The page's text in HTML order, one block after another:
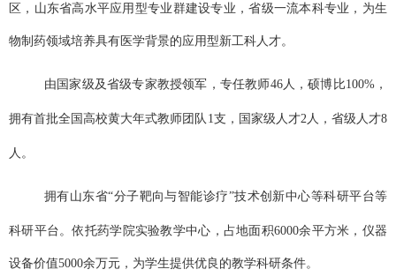
区，山东省高水平应用型专业群建设专业，省级一流本科专业， 为生
物制药领域培养具有 医学背景的应用型新工科人才。
由国家级及省级专家教授领军，专任教师46人，硕博比100%，
拥有首批全国高校黄大年式教师团队 1 支，国家级人才2 人，省级人才8
人。
拥有山东省“分子靶向与智能诊疗”技术创新中心等科研平台等
科研平台。依托药学院实验教学中心，占地面积6000余平方米，仪器
设备价值5000余万元，为学生提供优良的教学科研条件。